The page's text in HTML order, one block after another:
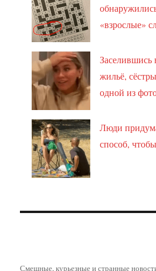
«взрослые»
Заселившись
жильё,
одной из
Люди
способ,
Смешные, курьезные и странные